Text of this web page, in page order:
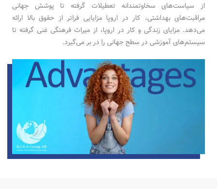
از سیاست‌های سخاوتمندانه تعطیلات گرفته تا پوشش جهانی
مراقبت‌های بهداشتی، کار در اروپا مزایایی فراتر از حقوق بالا ارائه
می‌دهد. مزایای زندگی و کار در اروپا، از میراث فرهنگی غنی گرفته تا
سیستم‌های آموزشی در سطح جهانی را در بر می‌گیرد.